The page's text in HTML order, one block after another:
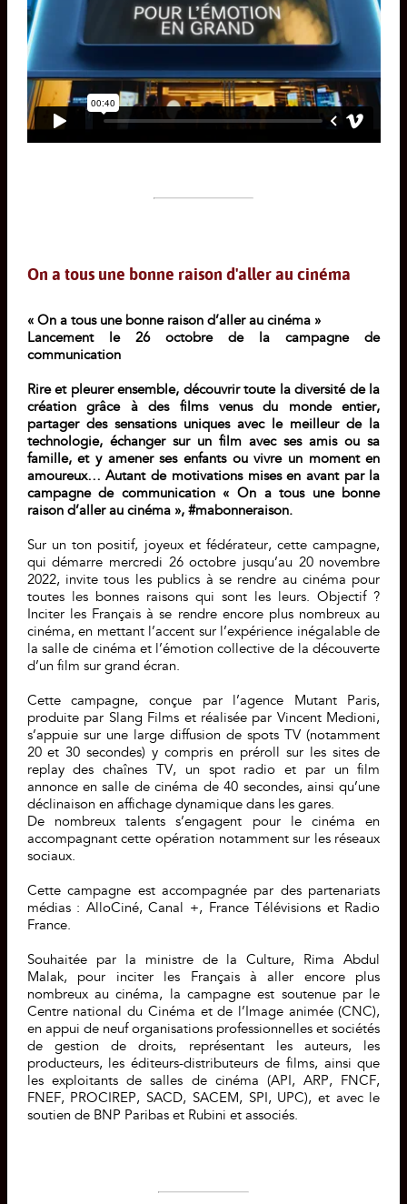
On a tous une bonne raison d'aller au cinéma
« On a tous une bonne raison d’aller au cinéma »
Lancement le 26 octobre de la campagne de
communication
Rire et pleurer ensemble, découvrir toute la diversité de la
création grâce à des films venus du monde entier,
partager des sensations uniques avec le meilleur de la
technologie, échanger sur un film avec ses amis ou sa
famille, et y amener ses enfants ou vivre un moment en
amoureux… Autant de motivations mises en avant par la
campagne de communication « On a tous une bonne
raison d’aller au cinéma », #mabonneraison.
Sur un ton positif, joyeux et fédérateur, cette campagne,
qui démarre mercredi 26 octobre jusqu’au 20 novembre
2022, invite tous les publics à se rendre au cinéma pour
toutes les bonnes raisons qui sont les leurs. Objectif ?
Inciter les Français à se rendre encore plus nombreux au
cinéma, en mettant l’accent sur l’expérience inégalable de
la salle de cinéma et l’émotion collective de la découverte
d’un film sur grand écran.
Cette campagne, conçue par l’agence Mutant Paris,
produite par Slang Films et réalisée par Vincent Medioni,
s’appuie sur une large diffusion de spots TV (notamment
20 et 30 secondes) y compris en préroll sur les sites de
replay des chaînes TV, un spot radio et par un film
annonce en salle de cinéma de 40 secondes, ainsi qu’une
déclinaison en affichage dynamique dans les gares.
De nombreux talents s’engagent pour le cinéma en
accompagnant cette opération notamment sur les réseaux
sociaux.
Cette campagne est accompagnée par des partenariats
médias : AlloCiné, Canal +, France Télévisions et Radio
France.
Souhaitée par la ministre de la Culture, Rima Abdul
Malak, pour inciter les Français à aller encore plus
nombreux au cinéma, la campagne est soutenue par le
Centre national du Cinéma et de l’Image animée (CNC),
en appui de neuf organisations professionnelles et sociétés
de gestion de droits, représentant les auteurs, les
producteurs, les éditeurs-distributeurs de films, ainsi que
les exploitants de salles de cinéma (API, ARP, FNCF,
FNEF, PROCIREP, SACD, SACEM, SPI, UPC), et avec le
soutien de BNP Paribas et Rubini et associés.